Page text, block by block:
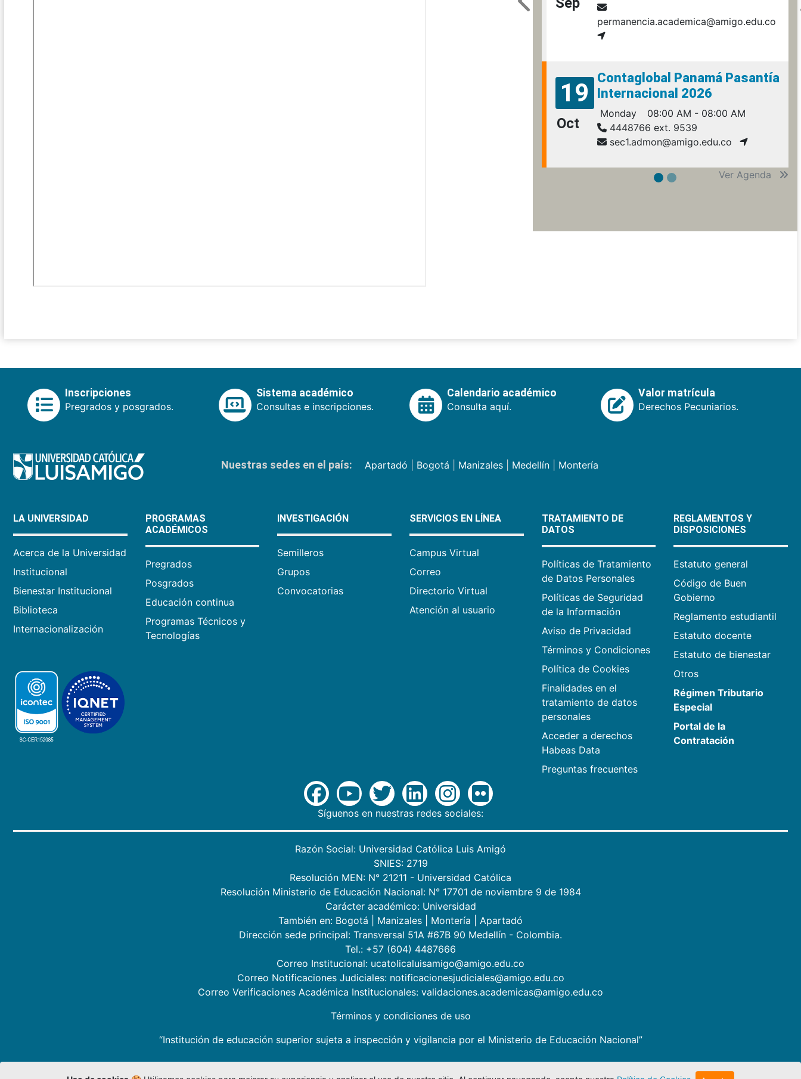
permanencia.academica@amigo.edu.co
19
Oct
Contaglobal Panamá Pasantía
Internacional 2026
Monday
08:00 AM - 08:00 AM
4448766 ext. 9539
sec1.admon@amigo.edu.co
Ver Agenda
Inscripciones
Pregrados y posgrados.
Sistema académico
Consultas e inscripciones.
Calendario académico
Consulta aquí.
Valor matrícula
Derechos Pecuniarios.
Nuestras sedes en el país: Apartadó Bogotá Manizales| Medellín| Montería
LA UNIVERSIDAD
Acerca de la Universidad
Institucional
Bienestar Institucional
Biblioteca
Internacionalización
PROGRAMAS
ACADÉMICOS
Pregrados
Posgrados
Educación continua
Programas Técnicos y
Tecnologías
INVESTIGACIÓN
Semilleros
Grupos
Convocatorias
SERVICIOS EN LÍNEA
Campus Virtual
Correo
Directorio Virtual
Atención al usuario
TRATAMIENTO DE
DATOS
Políticas de Tratamiento
de Datos Personales
Políticas de Seguridad
de la Información
Aviso de Privacidad
Términos y Condiciones
Política de Cookies
Finalidades en el
tratamiento de datos
personales
Acceder a derechos
Habeas Data
Preguntas frecuentes
REGLAMENTOS Y
DISPOSICIONES
Estatuto general
Código de Buen
Gobierno
Reglamento estudiantil
Estatuto docente
Estatuto de bienestar
Otros
Régimen Tributario
Especial
Portal de la
Contratación
Síguenos en nuestras redes sociales:
Razón Social: Universidad Católica Luis Amigó
SNIES: 2719
Resolución MEN: N° 21211 - Universidad Católica
Resolución Ministerio de Educación Nacional: N° 17701 de noviembre 9 de 1984
Carácter académico: Universidad
También en: Bogotá Manizales Montería
Apartadó
Dirección sede principal: Transversal 51A #67B 90 Medellín - Colombia.
Tel.: +57 (604) 4487666
Correo Institucional: ucatolicaluisamigo@amigo.edu.co
Correo Notificaciones Judiciales: notificacionesjudiciales@amigo.edu.co
Correo Verificaciones Académica Institucionales: validaciones.academicas@amigo.edu.co
Términos y condiciones de uso
“Institución de educación superior sujeta a inspección y vigilancia por el Ministerio de Educación Nacional”